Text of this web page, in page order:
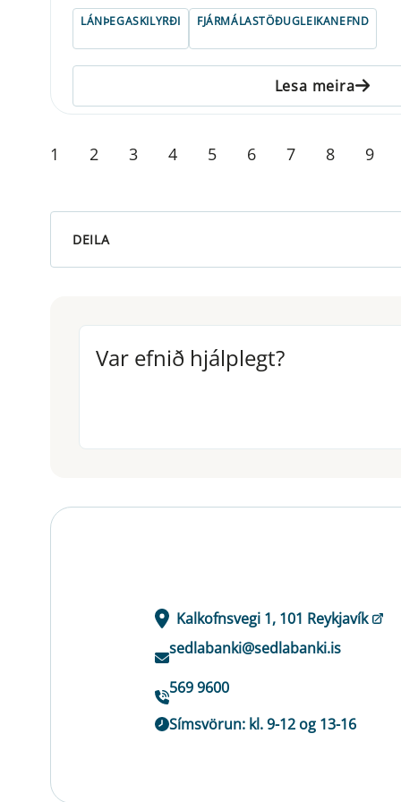
LÁNÞEGASKILYRÐI FJÁRMÁLASTÖÐUGLEIKANEFND
Lesa meira
1 2 3 4 5 6 7 8 9
DEILA
Var efnið hjálplegt?
Var efnið hjálplegt?
Kalkofnsvegi 1, 101 Reykjavík
sedlabanki@sedlabanki.is
569 9600
Símsvörun: kl. 9-12 og 13-16